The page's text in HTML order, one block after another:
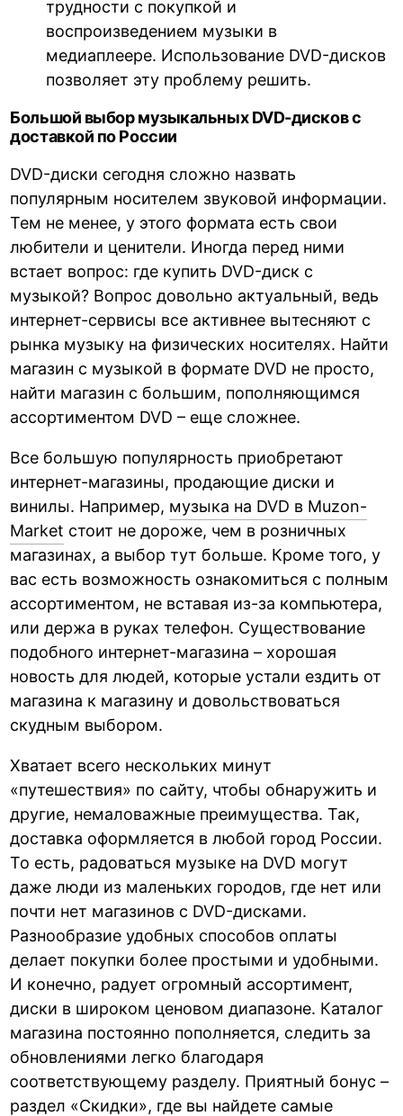
трудности с покупкой и
воспроизведением музыки в
медиаплеере. Использование DVD-дисков
позволяет эту проблему решить.
Большой выбор музыкальных DVD-дисков с
доставкой по России
DVD-диски сегодня сложно назвать
популярным носителем звуковой информации.
Тем не менее, у этого формата есть свои
любители и ценители. Иногда перед ними
встает вопрос: где купить DVD-диск с
музыкой? Вопрос довольно актуальный, ведь
интернет-сервисы все активнее вытесняют с
рынка музыку на физических носителях. Найти
магазин с музыкой в формате DVD не просто,
найти магазин с большим, пополняющимся
ассортиментом DVD – еще сложнее.
Все большую популярность приобретают
интернет-магазины, продающие диски и
винилы. Например, музыка на DVD в Muzon-
Market стоит не дороже, чем в розничных
магазинах, а выбор тут больше. Кроме того, у
вас есть возможность ознакомиться с полным
ассортиментом, не вставая из-за компьютера,
или держа в руках телефон. Существование
подобного интернет-магазина – хорошая
новость для людей, которые устали ездить от
магазина к магазину и довольствоваться
скудным выбором.
Хватает всего нескольких минут
«путешествия» по сайту, чтобы обнаружить и
другие, немаловажные преимущества. Так,
доставка оформляется в любой город России.
То есть, радоваться музыке на DVD могут
даже люди из маленьких городов, где нет или
почти нет магазинов с DVD-дисками.
Разнообразие удобных способов оплаты
делает покупки более простыми и удобными.
И конечно, радует огромный ассортимент,
диски в широком ценовом диапазоне. Каталог
магазина постоянно пополняется, следить за
обновлениями легко благодаря
соответствующему разделу. Приятный бонус –
раздел «Скидки», где вы найдете самые